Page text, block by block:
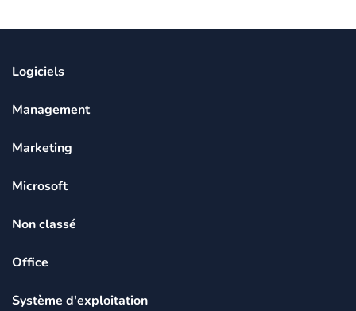
Logiciels
Management
Marketing
Microsoft
Non classé
Office
Système d'exploitation